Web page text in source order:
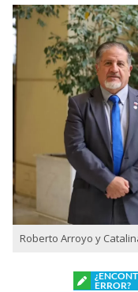
Roberto Arroyo y
ERROR?